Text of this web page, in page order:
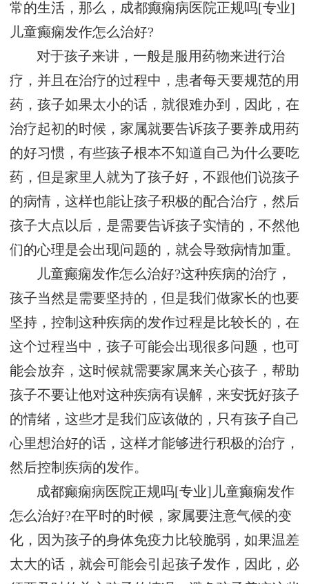
常的生活，那么，成都癫痫病医院正规吗[专业]
儿童癫痫发作怎么治好?
对于孩子来讲，一般是服用药物来进行治
疗，并且在治疗的过程中，患者每天要规范的用
药，孩子如果太小的话，就很难办到，因此，在
治疗起初的时候，家属就要告诉孩子要养成用药
的好习惯，有些孩子根本不知道自己为什么要吃
药，但是家里人就为了孩子好，不跟他们说孩子
的病情，这样也能让孩子积极的配合治疗，然后
孩子大点以后，是需要告诉孩子实情的，不然他
们的心理是会出现问题的，就会导致病情加重。
儿童癫痫发作怎么治好?这种疾病的治疗，
孩子当然是需要坚持的，但是我们做家长的也要
坚持，控制这种疾病的发作过程是比较长的，在
这个过程当中，孩子可能会出现很多问题，也可
能会放弃，这时候就需要家属来关心孩子，帮助
孩子不要让他对这种疾病有误解，来安抚好孩子
的情绪，这些才是我们应该做的，只有孩子自己
心里想治好的话，这样才能够进行积极的治疗，
然后控制疾病的发作。
成都癫痫病医院正规吗[专业]儿童癫痫发作
怎么治好?在平时的时候，家属要注意气候的变
化，因为孩子的身体免疫力比较脆弱，如果温差
太大的话，就会可能会引起孩子发作，因此，必